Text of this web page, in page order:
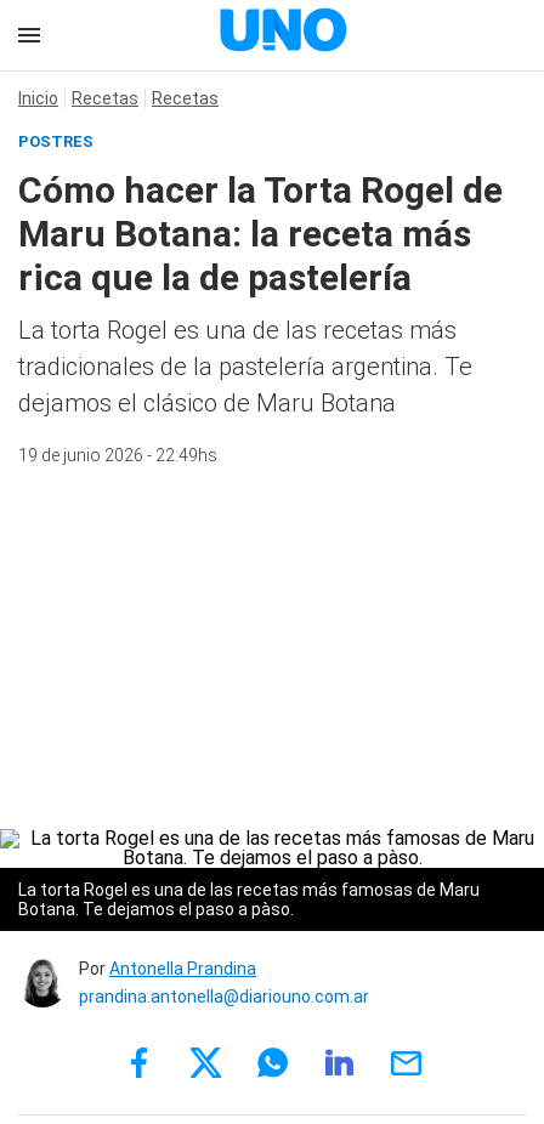
Inicio Recetas Recetas
POSTRES
Cómo hacer la Torta Rogel de
Maru Botana: la receta más
rica que la de pastelería
La torta Rogel es una de las recetas más
tradicionales de la pastelería argentina. Te
dejamos el clásico de Maru Botana
19 de junio 2026 - 22:49hs
La torta Rogel es una de las recetas más famosas de Maru
Botana. Te dejamos el paso a pàso.
PorAntonella Prandina
prandina.antonella@diariouno.com.ar